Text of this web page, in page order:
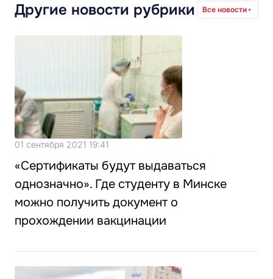
Другие новости рубрики Все новости
01 сентября 2021 19:41
«Сертификаты будут выдаваться
однозначно». Где студенту в Минске
можно получить документ о
прохождении вакцинации